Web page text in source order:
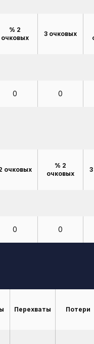
% 2
очковых
3 очковых
0 0
очковых
% 2
очковых
0 0
Перехваты Потери